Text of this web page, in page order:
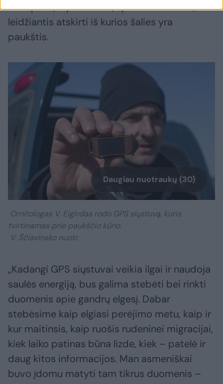
tarsi pasu, ir plastikinis, spalvotas žiedas,
leidžiantis atskirti iš kurios šalies yra
paukštis.
Daugiau nuotraukų (30)
Ornitologas V. Eigirdas rodo GPS siųstuvą, kuris
tvirtinamas prie paukščio kūno.
V. Ščiavinsko nuotr.
„Kadangi GPS siųstuvai veikia ilgai ir naudoja
saulės energiją, bus galima stebėti bei rinkti
duomenis apie gandrų elgesį. Dabar
stebėsime kaip elgiasi perėjimo metu, kaip ir
kur maitinsis, kaip ruošis rudeninei migracijai,
kiek laiko patinas būna lizde, kiek – patelė ir
daug kitos informacijos. Man asmeniškai
buvo įdomu matyti tam tikrus duomenis –